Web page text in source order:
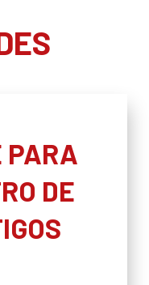
PARA
DE